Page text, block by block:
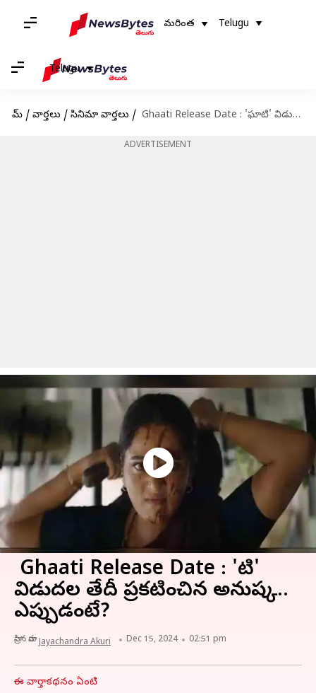
మరింత Telugu
Telugu
హోమ్ / వార్తలు / సినిమా వార్తలు / Ghaati Release Date : 'ఘాటి' విడుదల తేదీ ప్రకటించిన అనుష్క.. ఎప్పుడంటే?
ADVERTISEMENT
Ghaati Release Date : 'ఘాటి'
విడుదల తేదీ ప్రకటించిన అనుష్క..
ఎప్పుడంటే?
వ్రాసిన వారు Jayachandra Akuri Dec 15, 2024 02:51 pm
ఈ వార్తాకథనం ఏంటి